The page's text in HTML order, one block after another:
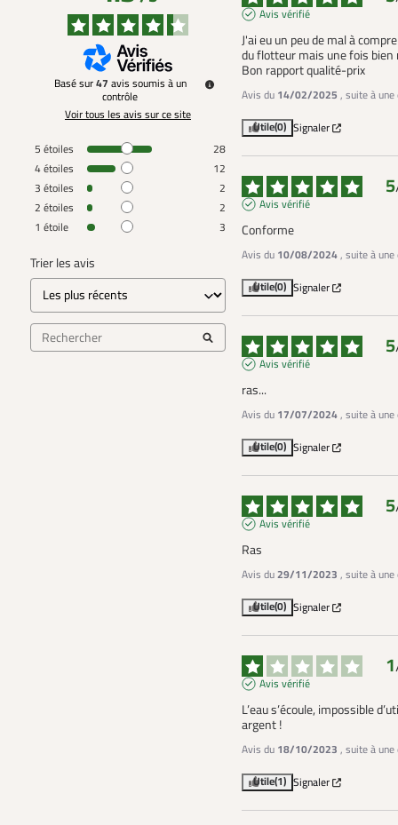
Basé sur47 avis soumis à un
contrôle
Voir tous les avis sur ce site
5 étoiles
28
4étoiles
12
3 étoiles
2
2 étoiles
2
1 étoile 3
Trier les avis
Avis vérifié
J'ai eu un peu de mal à
du flotteur mais une fois
Bon rapport qualité-prix
Avis du 14/02/2025 , suite à
Utile(0) Signaler
5
Avis vérifié
Conforme
Avis du 10/08/2024, suite à
Utile(0) Signaler
5
Avis vérifié
ras...
Avis du 17/07/2024, suite à
Utile(0) Signaler
5
Avis vérifié
Ras
Avis du29/11/2023 , suite à
Utile(0) Signaler
1
Avis vérifié
L’eau s’écoule, impossible
argent !
Avis du 18/10/2023 , suite à
Utile(1) Signaler